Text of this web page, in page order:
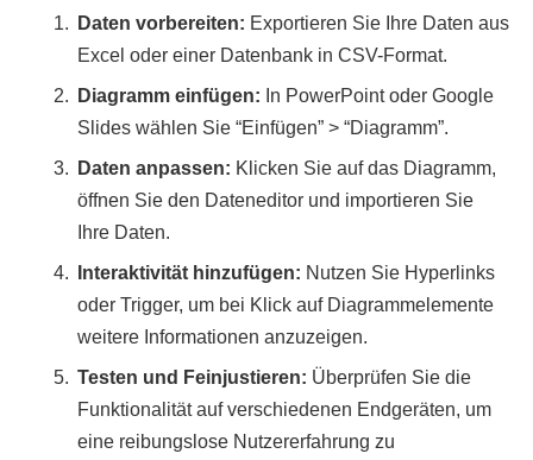
Daten vorbereiten: Exportieren Sie Ihre Daten aus
Excel oder einer Datenbank in CSV-Format.
Diagramm einfügen: In PowerPoint oder Google
Slides wählen Sie “Einfügen” > “Diagramm”.
Daten anpassen: Klicken Sie auf das Diagramm,
öffnen Sie den Dateneditor und importieren Sie
Ihre Daten.
Interaktivität hinzufügen: Nutzen Sie Hyperlinks
oder Trigger, um bei Klick auf Diagrammelemente
weitere Informationen anzuzeigen.
Testen und Feinjustieren: Überprüfen Sie die
Funktionalität auf verschiedenen Endgeräten, um
eine reibungslose Nutzererfahrung zu